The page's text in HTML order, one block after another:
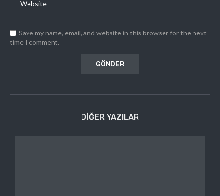
Save my name, email, and website in this browser for the next
time I comment.
DIĞER YAZILAR